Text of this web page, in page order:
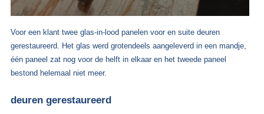
Voor een klant twee glas-in-lood panelen voor en suite deuren
gerestaureerd. Het glas werd grotendeels aangeleverd in een mandje,
één paneel zat nog voor de helft in elkaar en het tweede paneel
bestond helemaal niet meer.
deuren gerestaureerd